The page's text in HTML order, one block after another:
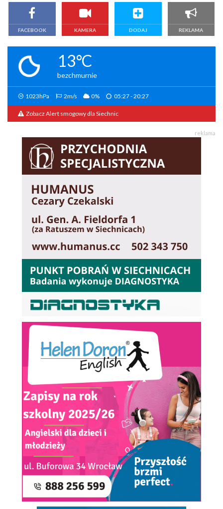
FACEBOOK KAMERA DODAJ REKLAMA
13°C
bezchmurnie
1023hPa 2m/s 0% 05:27 - 20:27
Zobacz Alert smogowy dla Siechnic
reklama